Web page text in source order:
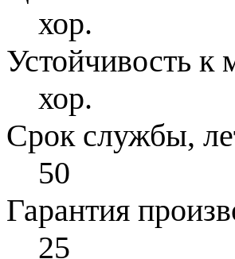
хор.
Устойчивость к
хор.
Срок службы,
50
Гарантия
25